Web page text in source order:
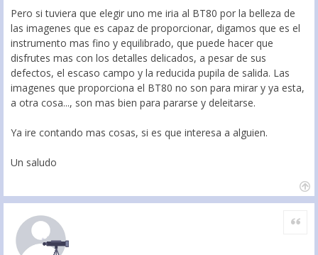
Pero si tuviera que elegir uno me iria al BT80 por la belleza de
las imagenes que es capaz de proporcionar, digamos que es el
instrumento mas fino y equilibrado, que puede hacer que
disfrutes mas con los detalles delicados, a pesar de sus
defectos, el escaso campo y la reducida pupila de salida. Las
imagenes que proporciona el BT80 no son para mirar y ya esta,
a otra cosa..., son mas bien para pararse y deleitarse.
Ya ire contando mas cosas, si es que interesa a alguien.
Un saludo
Citar